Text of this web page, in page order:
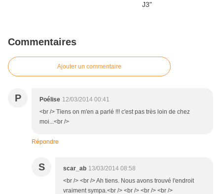
Commentaires
Ajouter un commentaire
P Poélise 12/03/2014 00:41
<br /> Tiens on m'en a parlé !!! c'est pas très loin de chez
moi...<br />
Répondre
S scar_ab 13/03/2014 08:58
<br /> <br /> Ah tiens. Nous avons trouvé l'endroit
vraiment sympa.<br /> <br /> <br /> <br />